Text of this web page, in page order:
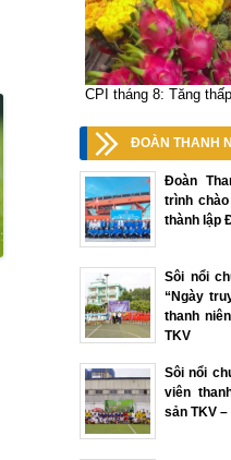
CPI tháng 8: Tăng
ĐOÀN THANH
Đoàn
trình
thành lập
Sôi nổi
“Ngày
thanh
TKV
Sôi nổi
viên
sản TKV –